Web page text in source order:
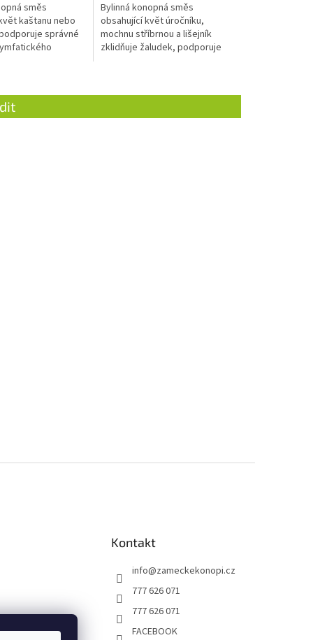
směs
kaštanu nebo
správné
Bylinná konopná směs
obsahující květ úročníku,
mochnu stříbrnou a lišejník
zklidňuje žaludek, podporuje
Kontakt
info@zameckekonopi.cz
777 626 071
777 626 071
FACEBOOK